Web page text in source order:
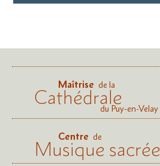
Maîtrise de la
Cathédraledu Puy-en-Velay
Centre de
Musique sacrée